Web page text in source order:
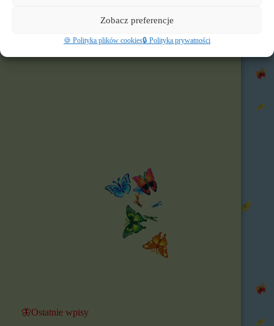
Zobacz preferencje
🍪 Polityka plików cookies🔒 Polityka prywatności
Nasz profil FB
🦋Ostatnie wpisy